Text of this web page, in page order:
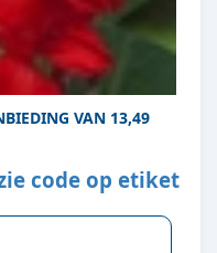
VAN 13,49
code op etiket